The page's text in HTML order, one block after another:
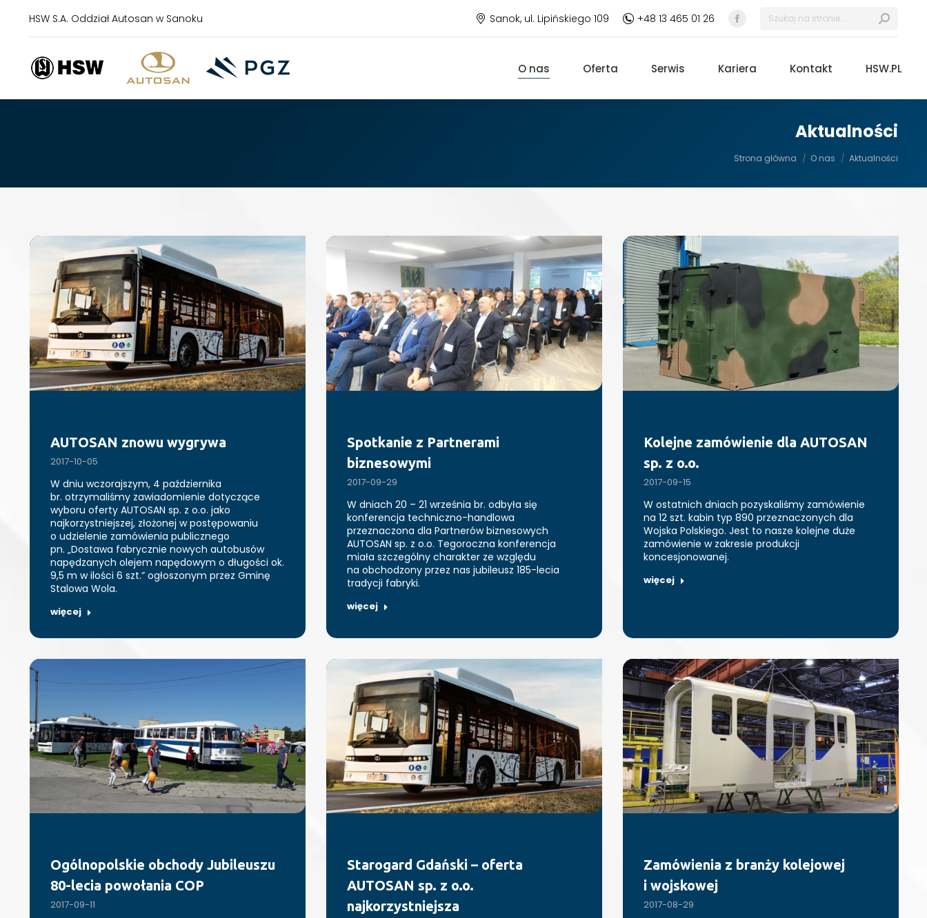
HSW S.A. Oddział Autosan w Sanoku Sanok, ul. Lipińskiego 109 +48 13 465 01 26
Facebook
się
nowym
Szukaj:
O nas Oferta Serwis Kariera Kontakt HSW.PL
Aktualności
Strona główna O nas Aktualności
AUTOSAN znowu wygrywa
2017-10-05
W dniu wczorajszym, 4 października
br. otrzymaliśmy zawiadomienie dotyczące
wyboru oferty AUTOSAN sp. z o.o. jako
najkorzystniejszej, złożonej w postępowaniu
o udzielenie zamówienia publicznego
pn. „Dostawa fabrycznie nowych autobusów
napędzanych olejem napędowym o długości ok.
9,5 m w ilości 6 szt.” ogłoszonym przez Gminę
Stalowa Wola.
więcej
Spotkanie z Partnerami
biznesowymi
2017-09-29
W dniach 20 – 21 września br. odbyła się
konferencja techniczno-handlowa
przeznaczona dla Partnerów biznesowych
AUTOSAN sp. z o.o. Tegoroczna konferencja
miała szczególny charakter ze względu
na obchodzony przez nas jubileusz 185-lecia
tradycji fabryki.
więcej
Kolejne zamówienie dla AUTOSAN
sp. z o.o.
2017-09-15
W ostatnich dniach pozyskaliśmy zamówienie
na 12 szt. kabin typ 890 przeznaczonych dla
Wojska Polskiego. Jest to nasze kolejne duże
zamówienie w zakresie produkcji
koncesjonowanej.
więcej
Ogólnopolskie obchody Jubileuszu
80-lecia powołania COP
2017-09-11
Starogard Gdański – oferta
AUTOSAN sp. z o.o.
najkorzystniejsza
Zamówienia z branży kolejowej
i wojskowej
2017-08-29